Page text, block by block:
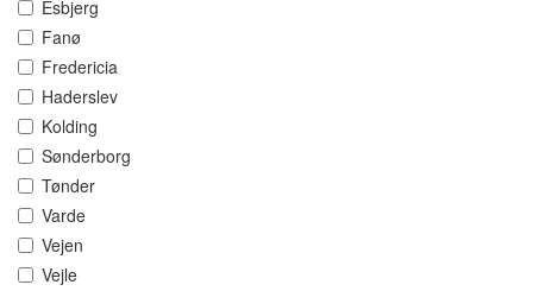
Esbjerg
Fanø
Fredericia
Haderslev
Kolding
Sønderborg
Tønder
Varde
Vejen
Vejle